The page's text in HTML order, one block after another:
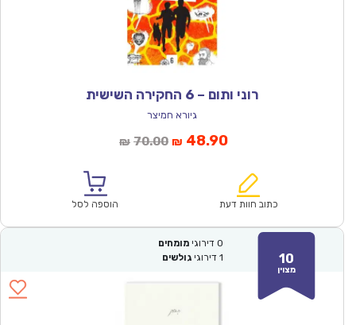
רוני ותום – 6 החקירה השישית
גיורא חמיצר
₪ 70.00המחיר
₪70.00.
₪ 48.90המחיר
הוא:
כתוב חוות דעת הוספה לסל
10
מצוין
0 דירוגי מומחים
1 דירוגי גולשים